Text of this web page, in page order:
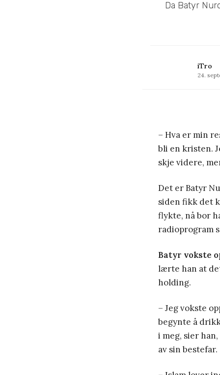
Da Batyr
iTro
24.
– Hva er min
bli en kristen.
skje videre,
Det er Batyr
siden fikk det
flykte, nå bor
radioprogram
Batyr vokste
lærte han at
holding.
– Jeg vokste
begynte å
i meg, sier
av sin bestefar.